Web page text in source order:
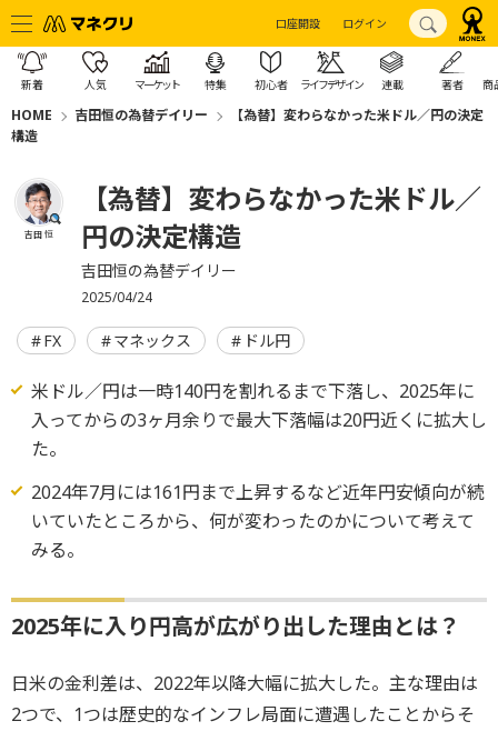
口座開設 ログイン
新着 人気 マーケット 特集 初心者 ライフデザイン 連載 著者 商
HOME 吉田恒の為替デイリー
【為替】変わらなかった米ドル／円の決定
構造
吉田 恒
【為替】変わらなかった米ドル／
円の決定構造
吉田恒の為替デイリー
2025/04/24
FX マネックス ドル円
米ドル／円は一時140円を割れるまで下落し、2025年に
入ってからの3ヶ月余りで最大下落幅は20円近くに拡大し
た。
2024年7月には161円まで上昇するなど近年円安傾向が続
いていたところから、何が変わったのかについて考えて
みる。
2025年に入り円高が広がり出した理由とは？
日米の金利差は、2022年以降大幅に拡大した。主な理由は
2つで、1つは歴史的なインフレ局面に遭遇したことからそ